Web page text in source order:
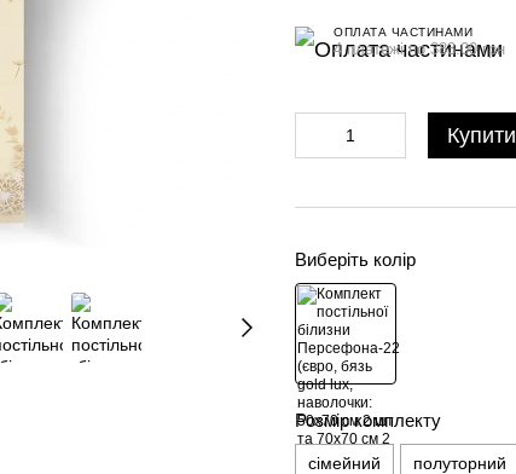
ОПЛАТА ЧАСТИНАМИ
4 платежі по 383.00 грн
Купити
Виберіть колір
Розмір комплекту
сімейний полуторний